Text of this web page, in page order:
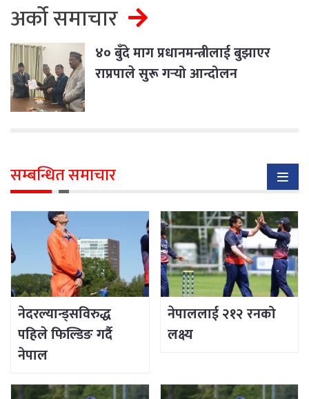
अर्को समाचार
४० बुँदे माग प्रधानमन्त्रीलाई बुझाएर
राप्रपाले सुरू गर्‍यो आन्दोलन
सम्बन्धित समाचार
नेदरल्यान्ड्सविरुद्ध
पहिले फिल्डिङ गर्दै
नेपाल
नेपाललाई २१२ रनको
लक्ष्य